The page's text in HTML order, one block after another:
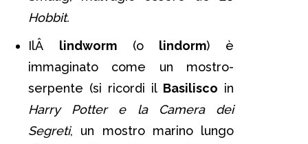
Hobbit.
IlÂ lindworm(o lindorm) è
immaginato come un mostro-
serpente (si ricordi il Basilisco in
Harry Potter e la Camera dei
Segreti, un mostro marino lungo